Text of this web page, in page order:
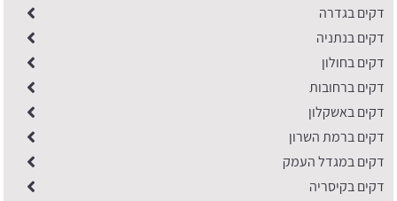
דקים בגדרה
דקים בנתניה
דקים בחולון
דקים ברחובות
דקים באשקלון
דקים ברמת השרון
דקים במגדל העמק
דקים בקיסריה